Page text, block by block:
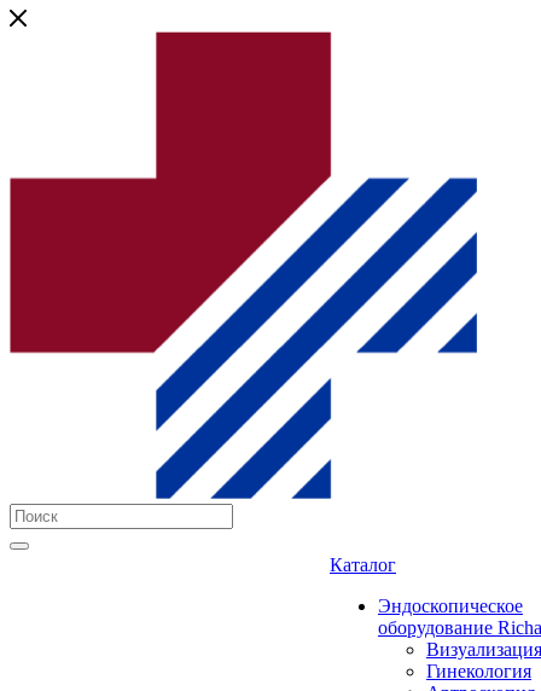
Каталог
Эндоскопическое
оборудование
Визуализация
Гинекология